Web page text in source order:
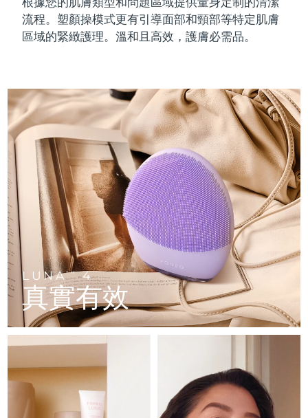
流程。塑顏操模式更有引導面部和頸部等特定肌膚
區域的緊緻護理。溫和且高效，護膚必需品。
LUNATM4
真實有效
LUNA™ 4 Plus
LUNA™ 4 Men
For men, anti-aging massage
LUNA™ 4 mini
For young skin, T-zone
LUNA™ 4 go
For travel or gym bag
LUNA™護膚
Premium cleansers & balm
LUNA™ 設備
All facial cleansing devices
BEAR™ 2 go
BEAR™ 2 eyes & lips
Microcurrent line smoothing device
面部提拉護理
Premium anti-aging skincare
BEAR™ 設備
All premium facelift devices
補水保濕
UFO™ 3 套裝
UFO™ 3 LED
Near-infrared and red light therapy
device
UFO™ 3 mini
Red light therapy device for young skin
UFO™ 3 go
Portable red light therapy
面膜
Rejuvenation & hydration
UFO™ 設備
All deep facial hydration devices
口腔護理
issa™ 4
issa™ 4 plus
Smart hybrid silicone sonic toothbrush
issa™ 4 smile
Hybrid silicone sonic toothbrush
issa™ 4 baby
For ages 0-3
issa™ Teeth Whitening Set
ISSA™ 設備
All silicone sonic toothbrushes
抗老
FAQ™ 101
Clinical anti-aging
FAQ™ 102
Advanced clinical anti-aging
FAQ™ 103
Luxurious clinical anti-aging set
FAQ™ P1 Primer
Manuka honey primer
LED 護理
NEW
FAQ™ 201
LED mask
FAQ™ 202
LED mask
FAQ™ 211
Anti-aging neck & décolleté LED mask
FAQ™ 221
Anti-aging LED hand mask
生髮
FAQ™ 301
LED hair strengthening scalp massager
FAQ™ Scalp Serum
Scalp recovery probiotic serum
FAQ™護膚品
All FAQ™ skincare
肌膚年輕化
NEW
FAQ™ 501
Full-Spectrum Red Light Therapy
FAQ™ 502
Full-Spectrum Red Light Therapy
FAQ™ Red Light Serum
保健品
NEW
專業治療
波士尼亞與赫塞哥維納 預計送達日期8/13/26
汶萊 預計送達日期
加拿大 預計送達日期8/14/26
智利 預計送達日期8/14/26
中國 預計送達日期 8/10/26
哥倫比亞 預計送達日期8/14/26
克羅埃西亞 預計送達日期8/10/26
賽普勒斯 預計送達日期8/11/26
捷克 預計送達日期
丹麥 預計送達日期8/10/26
芬蘭 預計送達日期8/10/26